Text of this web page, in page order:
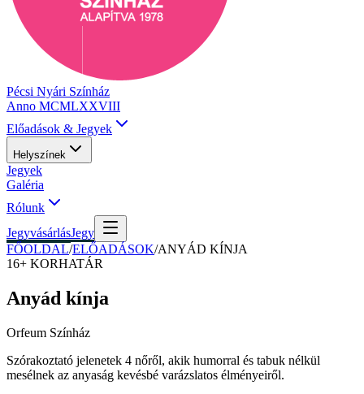
Pécsi Nyári Színház
Anno MCMLXXVIII
Előadások & Jegyek
Helyszínek
Jegyek
Galéria
Rólunk
JegyvásárlásJegy
FŐOLDAL/ELŐADÁSOK/ANYÁD KÍNJA
16+ KORHATÁR
Anyád kínja
Orfeum Színház
Szórakoztató jelenetek 4 nőről, akik humorral és tabuk nélkül
mesélnek az anyaság kevésbé varázslatos élményeiről.